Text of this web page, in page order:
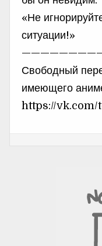
«Не
ситуации!»
Свободный
имеющего
https://vk.com/